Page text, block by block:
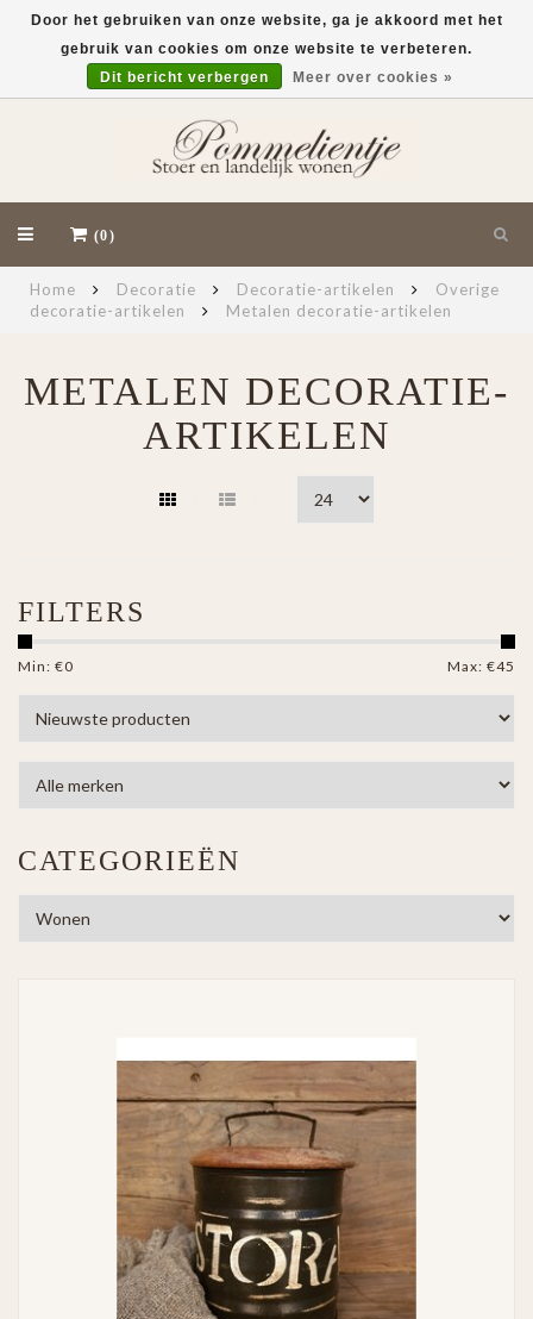
(0)
Home Decoratie Decoratie-artikelen
Overige
decoratie-artikelen
Metalen decoratie-artikelen
METALEN DECORATIE-
ARTIKELEN
FILTERS
Min: €0 Max: €45
CATEGORIEËN
Door het gebruiken van onze website, ga je akkoord met het
gebruik van cookies om onze website te verbeteren.
Dit bericht verbergen
Meer over cookies »